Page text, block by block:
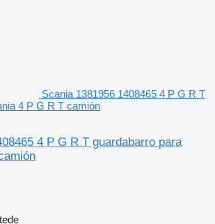
Scania 1381956 1408465 4 P G R T
4 P G R T camión
4 P G R T guardabarro para